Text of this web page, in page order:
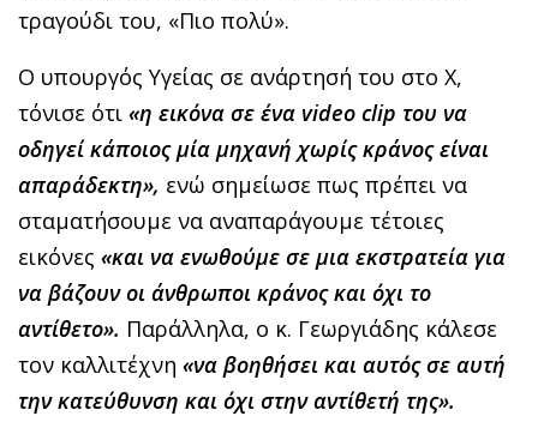
τραγούδι του, «Πιο πολύ».
Ο υπουργός Υγείας σε ανάρτησή του στο X,
τόνισε ότι «η εικόνα σε ένα video clip του να
οδηγεί κάποιος μία μηχανή χωρίς κράνος είναι
απαράδεκτη», ενώ σημείωσε πως πρέπει να
σταματήσουμε να αναπαράγουμε τέτοιες
εικόνες «και να ενωθούμε σε μια εκστρατεία για
να βάζουν οι άνθρωποι κράνος και όχι το
αντίθετο». Παράλληλα, ο κ. Γεωργιάδης κάλεσε
τον καλλιτέχνη «να βοηθήσει και αυτός σε αυτή
την κατεύθυνση και όχι στην αντίθετή της».